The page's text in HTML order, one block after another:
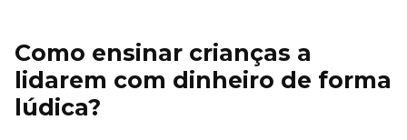
Como ensinar crianças a
lidarem com dinheiro de forma
lúdica?